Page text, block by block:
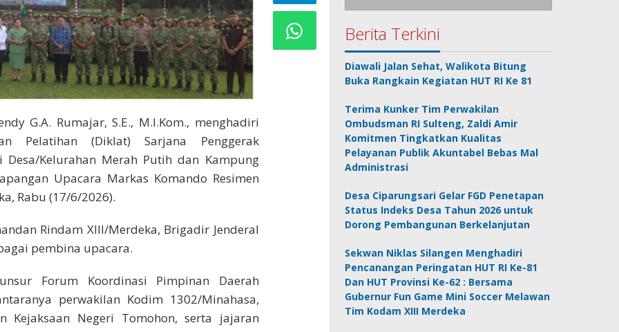
G.A. Rumajar, S.E., M.I.Kom., menghadiri
Pelatihan (Diklat) Sarjana Penggerak
Desa/Kelurahan Merah Putih dan Kampung
Upacara Markas Komando Resimen
Rabu (17/6/2026).
Rindam XIII/Merdeka, Brigadir Jenderal
pembina upacara.
Forum Koordinasi Pimpinan Daerah
perwakilan Kodim 1302/Minahasa,
Kejaksaan Negeri Tomohon, serta jajaran
Berita Terkini
Diawali Jalan Sehat, Walikota Bitung
Buka Rangkain Kegiatan HUT RI Ke 81
Terima Kunker Tim Perwakilan
Ombudsman RI Sulteng, Zaldi Amir
Komitmen Tingkatkan Kualitas
Pelayanan Publik Akuntabel Bebas Mal
Administrasi
Desa Ciparungsari Gelar FGD Penetapan
Status Indeks Desa Tahun 2026 untuk
Dorong Pembangunan Berkelanjutan
Sekwan Niklas Silangen Menghadiri
Pencanangan Peringatan HUT RI Ke-81
Dan HUT Provinsi Ke-62 : Bersama
Gubernur Fun Game Mini Soccer Melawan
Tim Kodam XIII Merdeka